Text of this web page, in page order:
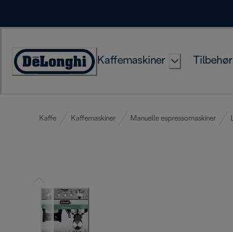
Accessibility
Kaffemaskiner Tilbehør
Kaffe Kaffemaskiner Manuelle espressomaskiner